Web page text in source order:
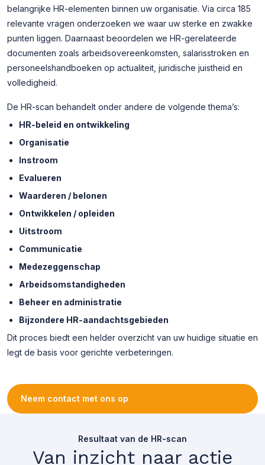
belangrijke HR-elementen binnen uw organisatie. Via circa 185
relevante vragen onderzoeken we waar uw sterke en zwakke
punten liggen. Daarnaast beoordelen we HR-gerelateerde
documenten zoals arbeidsovereenkomsten, salarisstroken en
personeelshandboeken op actualiteit, juridische juistheid en
volledigheid.
De HR-scan behandelt onder andere de volgende thema’s:
HR-beleid en ontwikkeling
Organisatie
Instroom
Evalueren
Waarderen / belonen
Ontwikkelen / opleiden
Uitstroom
Communicatie
Medezeggenschap
Arbeidsomstandigheden
Beheer en administratie
Bijzondere HR-aandachtsgebieden
Dit proces biedt een helder overzicht van uw huidige situatie en
legt de basis voor gerichte verbeteringen.
Neem contact met ons op
Resultaat van de HR-scan
Van inzicht naar actie